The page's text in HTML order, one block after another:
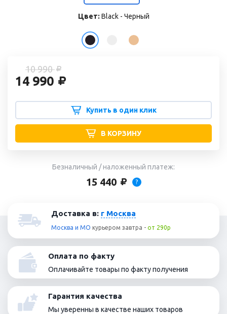
Цвет: Black - Черный
10 990
14 990
Купить в один клик
В КОРЗИНУ
Безналичный / наложенный платеж:
15 440 ?
Доставка в: г Москва
Москва и МО курьером завтра - от 290р
Оплата по факту
Оплачивайте товары по факту получения
Гарантия качества
Мы уверенны в качестве наших товаров